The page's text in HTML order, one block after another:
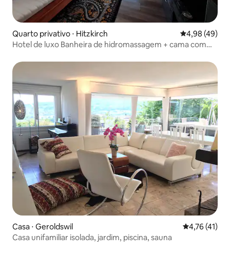
Quarto privativo ⋅ Hitzkirch 4,98 de uma
4,98 (49)
Hotel de luxo Banheira de hidromassagem + cama com
Casa ⋅ Geroldswil 4,76 de uma
4,76 (41)
Casa unifamiliar isolada, jardim, piscina, sauna